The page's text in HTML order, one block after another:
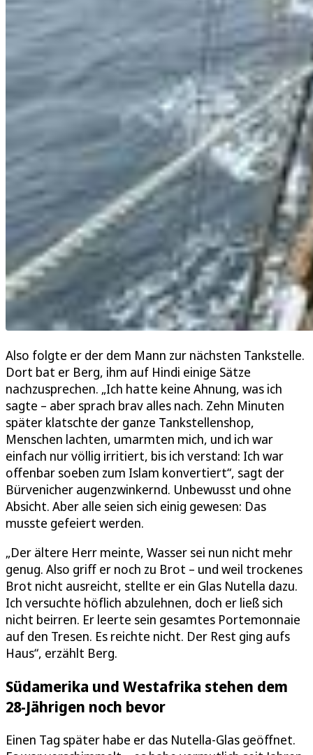
Also folgte er der dem Mann zur nächsten Tankstelle.
Dort bat er Berg, ihm auf Hindi einige Sätze
nachzusprechen. „Ich hatte keine Ahnung, was ich
sagte – aber sprach brav alles nach. Zehn Minuten
später klatschte der ganze Tankstellenshop,
Menschen lachten, umarmten mich, und ich war
einfach nur völlig irritiert, bis ich verstand: Ich war
offenbar soeben zum Islam konvertiert“, sagt der
Bürvenicher augenzwinkernd. Unbewusst und ohne
Absicht. Aber alle seien sich einig gewesen: Das
musste gefeiert werden.
„Der ältere Herr meinte, Wasser sei nun nicht mehr
genug. Also griff er noch zu Brot – und weil trockenes
Brot nicht ausreicht, stellte er ein Glas Nutella dazu.
Ich versuchte höflich abzulehnen, doch er ließ sich
nicht beirren. Er leerte sein gesamtes Portemonnaie
auf den Tresen. Es reichte nicht. Der Rest ging aufs
Haus“, erzählt Berg.
Südamerika und Westafrika stehen dem
28-Jährigen noch bevor
Einen Tag später habe er das Nutella-Glas geöffnet.